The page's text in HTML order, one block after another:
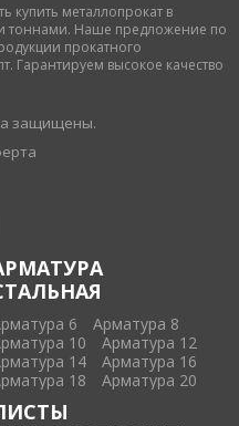
металлопрокат в
тоннами. Наше предложение по
прокатного
Гарантируем высокое качество
защищены.
6
Арматура 8
10
Арматура 12
14
Арматура 16
18
Арматура 20